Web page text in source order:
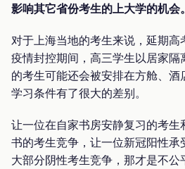
影响其它省份考生的上大学的机会。
对于上海当地的考生来说，延期高
疫情封控期间，高三学生以居家
的考生可能还会被安排在方舱、
学习条件有了很大的差别。
让一位在自家书房安静复习的考
书的考生竞争，让一位新冠阳性
大部分阴性考生竞争，那才是不